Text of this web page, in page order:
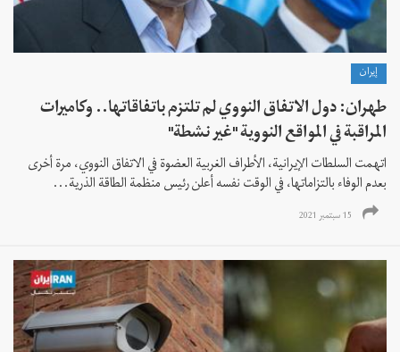
إيران
طهران: دول الاتفاق النووي لم تلتزم باتفاقاتها.. وكاميرات
المراقبة في المواقع النووية "غير نشطة"
اتهمت السلطات الإيرانية، الأطراف الغربية العضوة في الاتفاق النووي، مرة أخرى
بعدم الوفاء بالتزاماتها، في الوقت نفسه أعلن رئيس منظمة الطاقة الذرية...
15 سبتمبر 2021